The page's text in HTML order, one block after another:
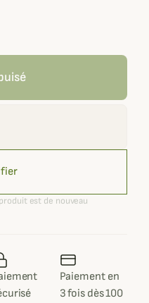
est de nouveau
Paiement en
3 fois dès 100